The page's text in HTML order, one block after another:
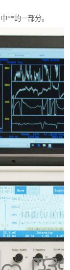
**的一部分。